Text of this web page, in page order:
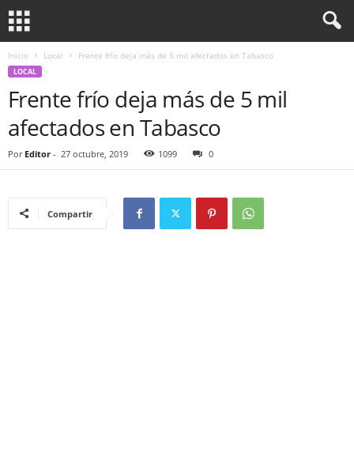
Inicio Local Frente frío deja más de 5 mil afectados en Tabasco
LOCAL
Frente frío deja más de 5 mil
afectados en Tabasco
Por Editor - 27 octubre, 2019 1099 0
Compartir